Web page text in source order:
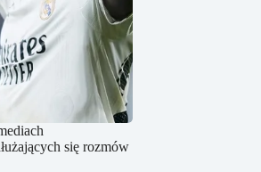
się rozmów